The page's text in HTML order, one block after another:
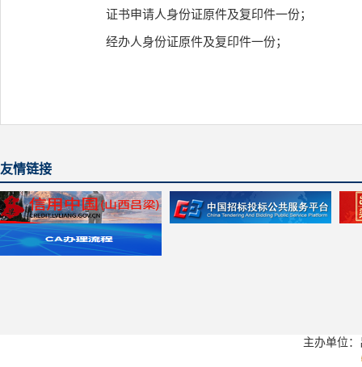
证书申请人身份证原件及复印件一份；
经办人身份证原件及复印件一份；
友情链接
主办单位